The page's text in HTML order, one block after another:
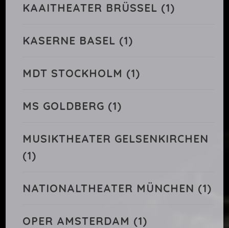
KAAITHEATER BRÜSSEL (1)
KASERNE BASEL (1)
MDT STOCKHOLM (1)
MS GOLDBERG (1)
MUSIKTHEATER GELSENKIRCHEN
(1)
NATIONALTHEATER MÜNCHEN (1)
OPER AMSTERDAM (1)